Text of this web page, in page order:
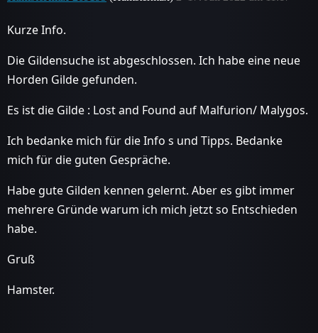
Kurze Info.
Die Gildensuche ist abgeschlossen. Ich habe eine neue
Horden Gilde gefunden.
Es ist die Gilde : Lost and Found auf Malfurion/ Malygos.
Ich bedanke mich für die Info s und Tipps. Bedanke
mich für die guten Gespräche.
Habe gute Gilden kennen gelernt. Aber es gibt immer
mehrere Gründe warum ich mich jetzt so Entschieden
habe.
Gruß
Hamster.